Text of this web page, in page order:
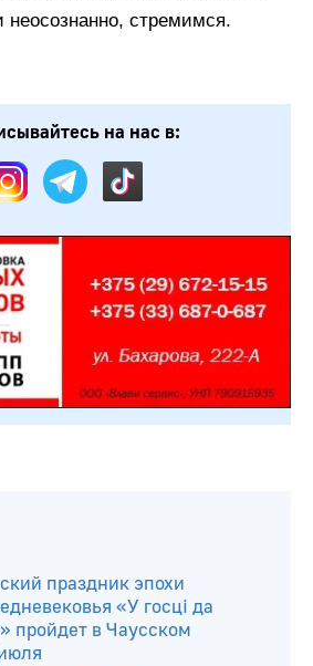
стремимся.
на нас в:
праздник эпохи
«У госці да
пройдет в Чаусском